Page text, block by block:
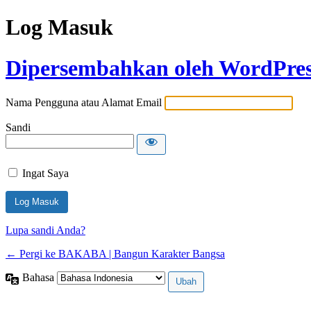
Log Masuk
Dipersembahkan oleh
Nama Pengguna atau Alamat Email
Sandi
Ingat Saya
Lupa sandi Anda?
← Pergi ke BAKABA | Bangun Karakter Bangsa
Bahasa